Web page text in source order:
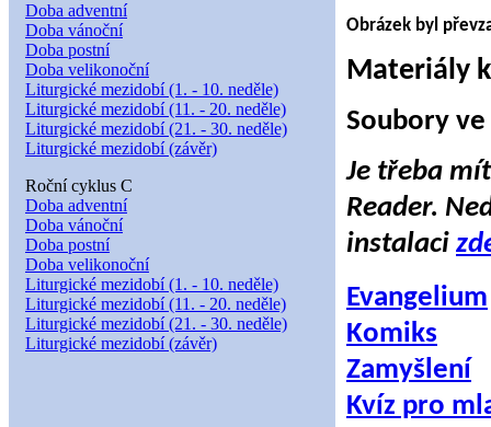
Doba adventní
Doba vánoční
Doba postní
Doba velikonoční
Liturgické mezidobí (1. - 10. neděle)
Liturgické mezidobí (11. - 20. neděle)
Liturgické mezidobí (21. - 30. neděle)
Liturgické mezidobí (závěr)
Roční cyklus C
Doba adventní
Doba vánoční
Doba postní
Doba velikonoční
Liturgické mezidobí (1. - 10. neděle)
Liturgické mezidobí (11. - 20. neděle)
Liturgické mezidobí (21. - 30. neděle)
Liturgické mezidobí (závěr)
Obrázek byl
Materiály
Soubory
Je třeba
Reader.
instalaci
Evangelium
Komiks
Zamyšlení
Kvíz pro